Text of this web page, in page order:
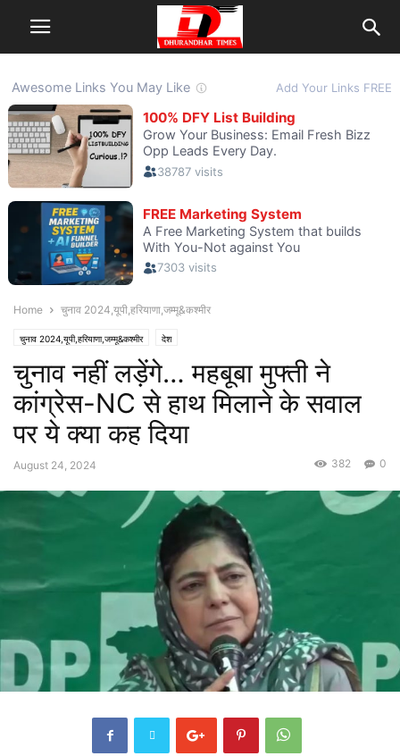
Home चुनाव 2024,यूपी,हरियाणा,जम्मू&कश्मीर
चुनाव 2024,यूपी,हरियाणा,जम्मू&कश्मीर देश
चुनाव नहीं लड़ेंगे… महबूबा मुफ्ती ने
कांग्रेस-NC से हाथ मिलाने के सवाल
पर ये क्या कह दिया
August 24, 2024 0
382